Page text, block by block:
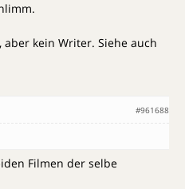
kein Writer. Siehe auch
#961688
Filmen der selbe